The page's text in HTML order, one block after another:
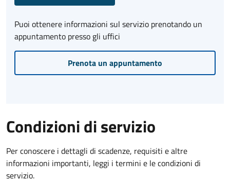
Puoi ottenere informazioni sul servizio prenotando un
appuntamento presso gli uffici
Prenota un appuntamento
Condizioni di servizio
Per conoscere i dettagli di scadenze, requisiti e altre
informazioni importanti, leggi i termini e le condizioni di
servizio.